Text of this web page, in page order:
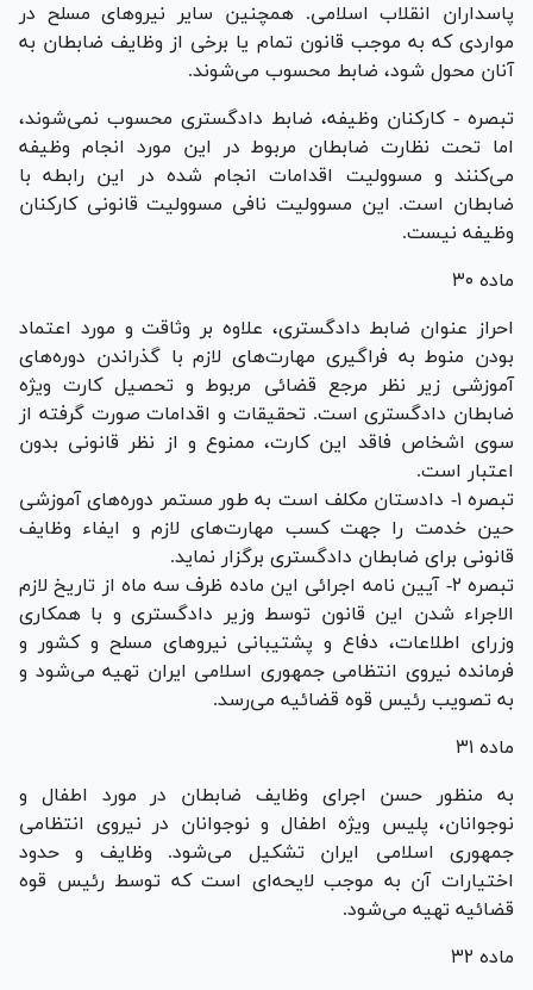
پاسداران انقلاب اسلامی. همچنین سایر نیرو‌های مسلح در
مواردی که به موجب قانون تمام یا برخی از وظایف ضابطان به
آنان محول شود، ضابط محسوب می‌شوند.
تبصره - کارکنان وظیفه، ضابط دادگستری محسوب نمی‌شوند،
اما تحت نظارت ضابطان مربوط در این مورد انجام وظیفه
می‌کنند و مسوولیت اقدامات انجام شده در این رابطه با
ضابطان است. این مسوولیت نافی مسوولیت قانونی کارکنان
وظیفه نیست.
ماده ۳۰
احراز عنوان ضابط دادگستری، علاوه بر وثاقت و مورد اعتماد
بودن منوط به فراگیری مهارت‌های لازم با گذراندن دوره‌های
آموزشی زیر نظر مرجع قضائی مربوط و تحصیل کارت ویژه
ضابطان دادگستری است. تحقیقات و اقدامات صورت گرفته از
سوی اشخاص فاقد این کارت، ممنوع و از نظر قانونی بدون
اعتبار است.
تبصره ۱- دادستان مکلف است به طور مستمر دوره‌های آموزشی
حین خدمت را جهت کسب مهارت‌های لازم و ایفاء وظایف
قانونی برای ضابطان دادگستری برگزار نماید.
تبصره ۲- آیین نامه اجرائی این ماده ظرف سه ماه از تاریخ لازم
الاجراء شدن این قانون توسط وزیر دادگستری و با همکاری
وزرای اطلاعات، دفاع و پشتیبانی نیرو‌های مسلح و کشور و
فرمانده نیروی انتظامی جمهوری اسلامی ایران تهیه می‌شود و
به تصویب رئیس قوه قضائیه می‌رسد.
ماده ۳۱
به منظور حسن اجرای وظایف ضابطان در مورد اطفال و
نوجوانان، پلیس ویژه اطفال و نوجوانان در نیروی انتظامی
جمهوری اسلامی ایران تشکیل می‌شود. وظایف و حدود
اختیارات آن به موجب لایحه‌ای است که توسط رئیس قوه
قضائیه تهیه می‌شود.
ماده ۳۲